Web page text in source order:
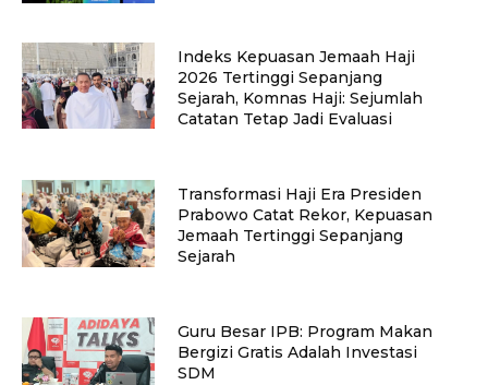
Indeks Kepuasan Jemaah Haji
2026 Tertinggi Sepanjang
Sejarah, Komnas Haji: Sejumlah
Catatan Tetap Jadi Evaluasi
Transformasi Haji Era Presiden
Prabowo Catat Rekor, Kepuasan
Jemaah Tertinggi Sepanjang
Sejarah
Guru Besar IPB: Program Makan
Bergizi Gratis Adalah Investasi
SDM